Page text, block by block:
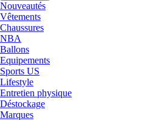
Nouveautés
Vêtements
Chaussures
NBA
Ballons
Equipements
Sports US
Lifestyle
Entretien physique
Déstockage
Marques